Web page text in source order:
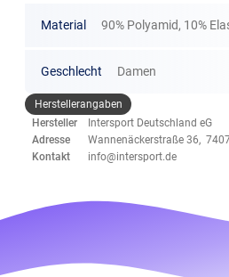
Material 90% Polyamid, 10%
Geschlecht Damen
Herstellerangaben
Hersteller
Intersport Deutschland eG
Adresse
Wannenäckerstraße 36,
Kontakt
info@intersport.de